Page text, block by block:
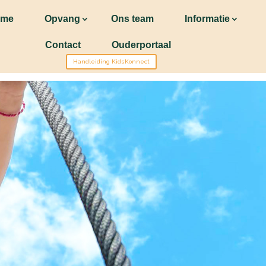
Opvang Ons team Informatie
Contact Ouderportaal
Handleiding KidsKonnect